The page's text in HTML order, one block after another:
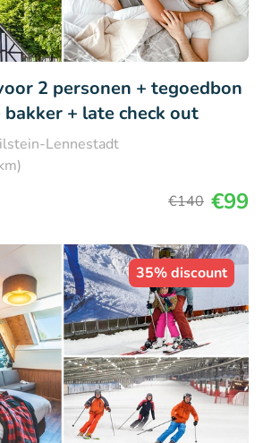
2 personen + tegoedbon
+ late check out
Lennestadt
€140 €99
35% discount